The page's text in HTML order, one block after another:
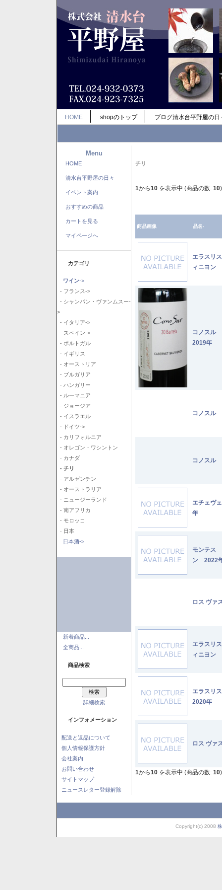
HOME shopのトップ ブログ清水台平野屋の日
Menu
HOME
清水台平野屋の日々
イベント案内
おすすめの商品
カートを見る
マイページへ
カテゴリ
ワイン->
- フランス->
- シャンパン・ヴァンムスー-
>
- イタリア->
- スペイン->
- ポルトガル
- イギリス
- オーストリア
- ブルガリア
- ハンガリー
- ルーマニア
- ジョージア
- イスラエル
- ドイツ->
- カリフォルニア
- オレゴン・ワシントン
- カナダ
- チリ
- アルゼンチン
- オーストラリア
- ニュージーランド
- 南アフリカ
- モロッコ
- 日本
日本酒->
新着商品...
全商品...
商品検索
詳細検索
インフォメーション
配送と返品について
個人情報保護方針
会社案内
お問い合わせ
サイトマップ
ニュースレター登録解除
チリ
1から10 を表示中 (商品の数: 10)
商品画像 品名-
エラスリ
ィニヨン
コノスル
2019年
コノスル
コノスル
エチェヴ
年
モンテス
ン 2022
ロス ヴァ
エラスリ
ィニヨン
エラスリ
2020年
ロス ヴァ
1から10 を表示中 (商品の数: 10)
Copyright(c) 2008